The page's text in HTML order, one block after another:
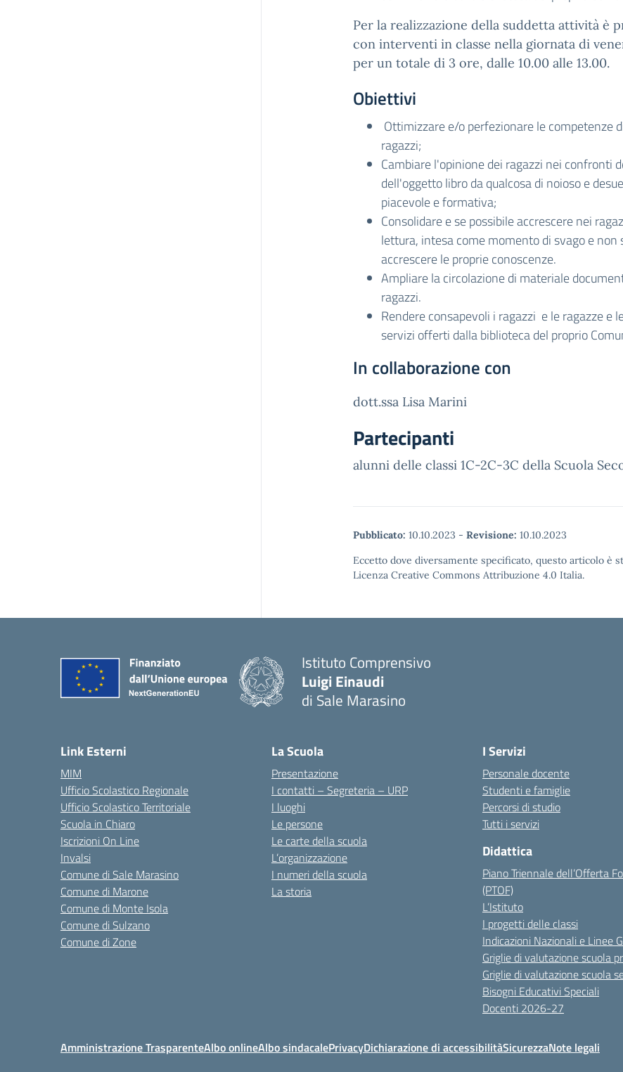
Per la realizzazione della suddetta attività è
con interventi in classe nella giornata di
per un totale di 3 ore, dalle 10.00 alle 13.00.
Obiettivi
Ottimizzare e/o perfezionare le competenze
ragazzi;
Cambiare l'opinione dei ragazzi nei confronti
dell'oggetto libro da qualcosa di noioso e
piacevole e formativa;
Consolidare e se possibile accrescere nei
lettura, intesa come momento di svago e non
accrescere le proprie conoscenze.
Ampliare la circolazione di materiale
ragazzi.
Rendere consapevoli i ragazzi e le ragazze e
servizi offerti dalla biblioteca del proprio
In collaborazione con
dott.ssa Lisa Marini
Partecipanti
alunni delle classi 1C-2C-3C della Scuola
Pubblicato: 10.10.2023 - Revisione: 10.10.2023
Eccetto dove diversamente specificato, questo articolo è
Licenza Creative Commons Attribuzione 4.0 Italia.
Istituto Comprensivo
Luigi Einaudi
di Sale Marasino
Link Esterni
MIM
Ufficio Scolastico Regionale
Ufficio Scolastico Territoriale
Scuola in Chiaro
Iscrizioni On Line
Invalsi
Comune di Sale Marasino
Comune di Marone
Comune di Monte Isola
Comune di Sulzano
Comune di Zone
La Scuola
Presentazione
I contatti – Segreteria – URP
I luoghi
Le persone
Le carte della scuola
L’organizzazione
I numeri della scuola
La storia
I Servizi
Personale docente
Studenti e famiglie
Percorsi di studio
Tutti i servizi
Didattica
Piano Triennale dell’Offerta
(PTOF)
L’Istituto
I progetti delle classi
Indicazioni Nazionali e Linee
Griglie di valutazione scuola
Griglie di valutazione scuola
Bisogni Educativi Speciali
Docenti 2026-27
Amministrazione TrasparenteAlbo onlineAlbo sindacalePrivacyDichiarazione di accessibilitàSicurezzaNote legali